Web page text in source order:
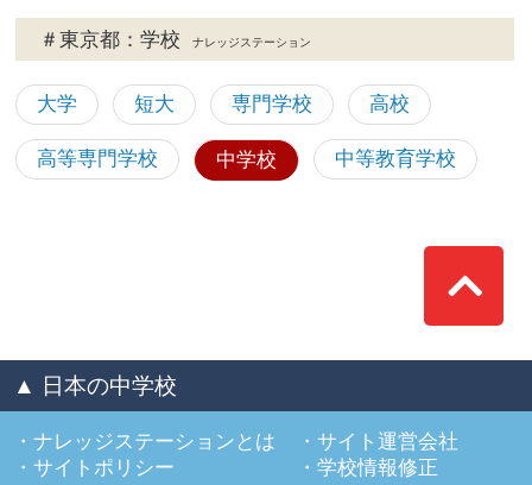
＃東京都：学校 ナレッジステーション
大学 短大 専門学校 高校
高等専門学校 中学校 中等教育学校
Top
▲ 日本の中学校
ナレッジステーションとは
サイトポリシー
サイト運営会社
学校情報修正